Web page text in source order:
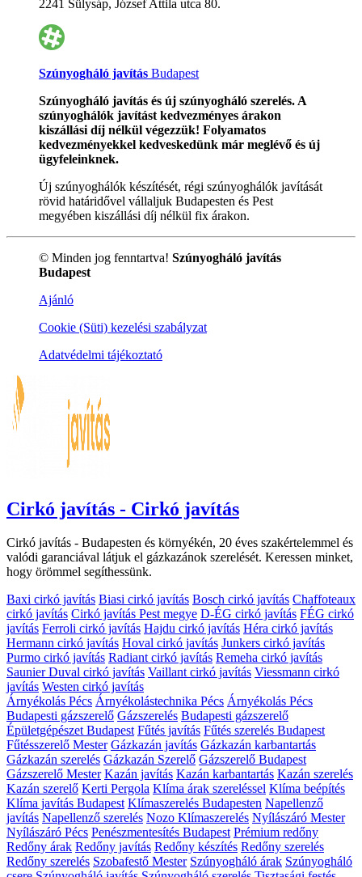
2241 Sülysáp, József Attila utca 80.
Szúnyogháló javítás Budapest
Szúnyogháló javítás és új szúnyogháló szerelés. A
szúnyoghálók javítást kedvezményes árakon
kiszállási díj nélkül végezzük! Folyamatos
kedvezményekkel kedveskedünk már meglévő és új
ügyfeleinknek.
Új szúnyoghálók készítését, régi szúnyoghálók javítását
rövid határidővel vállaljuk Budapesten és Pest
megyében kiszállási díj nélkül fix árakon.
© Minden jog fenntartva! Szúnyogháló javítás
Budapest
Ajánló
Cookie (Süti) kezelési szabályzat
Adatvédelmi tájékoztató
Cirkó javítás - Cirkó javítás
Cirkó javítás - Budapesten és környékén, 20 éves szakértelemmel és
valódi garanciával látjuk el gázkazánok szerelését. Keressen minket,
hogy örömmel segíthessünk.
Baxi cirkó javítás Biasi cirkó javítás Bosch cirkó javítás Chaffoteaux
cirkó javítás Cirkó javítás Pest megye D-ÉG cirkó javítás FÉG cirkó
javítás Ferroli cirkó javítás Hajdu cirkó javítás Héra cirkó javítás
Hermann cirkó javítás Hoval cirkó javítás Junkers cirkó javítás
Purmo cirkó javítás Radiant cirkó javítás Remeha cirkó javítás
Saunier Duval cirkó javítás Vaillant cirkó javítás Viessmann cirkó
javítás Westen cirkó javítás
Árnyékolás Pécs Árnyékolástechnika Pécs Árnyékolás Pécs
Budapesti gázszerelő Gázszerelés Budapesti gázszerelő
Épületgépészet Budapest Fűtés javítás Fűtés szerelés Budapest
Fűtésszerelő Mester Gázkazán javítás Gázkazán karbantartás
Gázkazán szerelés Gázkazán Szerelő Gázszerelő Budapest
Gázszerelő Mester Kazán javítás Kazán karbantartás Kazán szerelés
Kazán szerelő Kerti Pergola Klíma árak szereléssel Klíma beépítés
Klíma javítás Budapest Klímaszerelés Budapesten Napellenző
javítás Napellenző szerelés Nozo Klímaszerelés Nyílászáró Mester
Nyílászáró Pécs Penészmentesítés Budapest Prémium redőny
Redőny árak Redőny javítás Redőny készítés Redőny szerelés
Redőny szerelés Szobafestő Mester Szúnyogháló árak Szúnyogháló